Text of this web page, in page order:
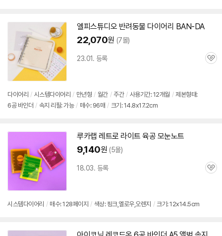
엘피스튜디오 반려동물 다이어리 BAN-DA
22,070원 (7몰)
23.01. 등록
관
다이어리 / 시스템다이어리 / 만년형 / 월간 / 주간 / 사용기간: 12개월 / 제본형태:
6공바인더 / 속지 리필: 가능 / 매수: 96매 / 크기: 14.8x17.2cm
루카랩 레트로 라이트 육공 모눈노트
9,140원 (5몰)
18.03. 등록
관
시스템다이어리 / 매수: 128페이지 / 색상: 핑크,옐로우,오렌지 / 크기: 12x14.5cm